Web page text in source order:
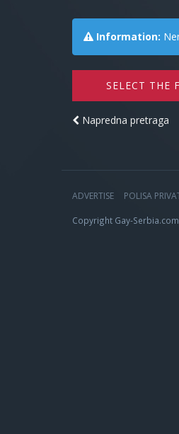
Information:
SELECT THE
Napredna pretraga
ADVERTISE POLISA
Copyright Gay-